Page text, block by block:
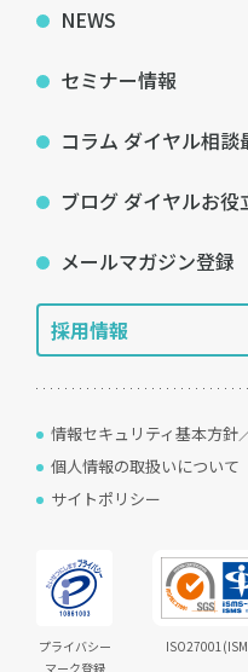
NEWS
セミナー情報
コラム ダイヤル相談
ブログ ダイヤルお役
メールマガジン登録
採用情報
情報セキュリティ基本方針
個人情報の取扱いについて
サイトポリシー
プライバシー
マーク登録